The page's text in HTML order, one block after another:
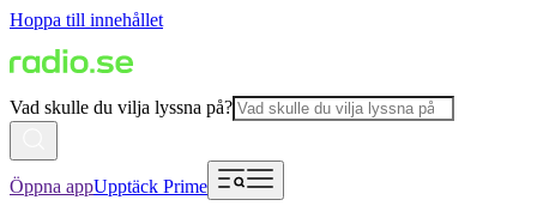
Hoppa till innehållet
Vad skulle du vilja lyssna på?
Öppna appUpptäck Prime